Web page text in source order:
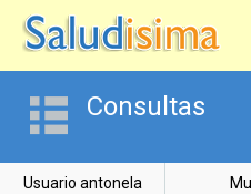
Consultas
Usuario antonela